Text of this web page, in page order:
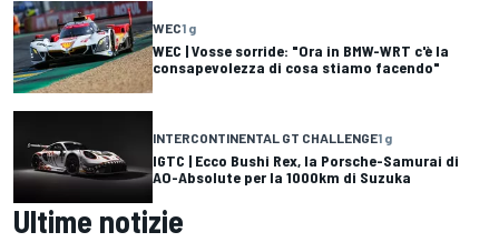
WEC1 g
WEC | Vosse sorride: "Ora in BMW-WRT c'è la
consapevolezza di cosa stiamo facendo"
INTERCONTINENTAL GT CHALLENGE1 g
IGTC | Ecco Bushi Rex, la Porsche-Samurai di
AO-Absolute per la 1000km di Suzuka
Ultime notizie